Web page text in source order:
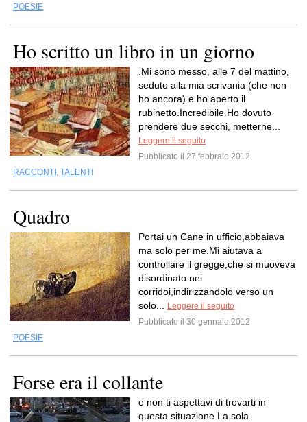
POESIE
Ho scritto un libro in un giorno
.Mi sono messo, alle 7 del mattino,
seduto alla mia scrivania (che non
ho ancora) e ho aperto il
rubinetto.Incredibile.Ho dovuto
prendere due secchi, metterne...
Leggere il seguito
Pubblicato il 27 febbraio 2012
RACCONTI , TALENTI
Quadro
Portai un Cane in ufficio,abbaiava
ma solo per me.Mi aiutava a
controllare il gregge,che si muoveva
disordinato nei
corridoi,indirizzandolo verso un
solo...
Leggere il seguito
Pubblicato il 30 gennaio 2012
POESIE
Forse era il collante
e non ti aspettavi di trovarti in
questa situazione.La sola